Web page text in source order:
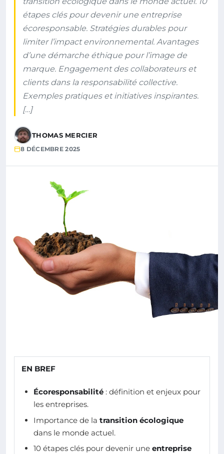
étapes clés pour devenir une entreprise
écoresponsable. Stratégies durables pour
limiter l’impact environnemental. Avantages
d’une démarche éthique pour l’image de
marque. Engagement des collaborateurs et
clients dans la responsabilité collective.
Exemples pratiques et initiatives inspirantes.
[…]
THOMAS MERCIER
8 DÉCEMBRE 2025
EN BREF
Écoresponsabilité : définition et enjeux pour
les entreprises.
Importance de la transition écologique
dans le monde actuel.
10 étapes clés pour devenir une entreprise